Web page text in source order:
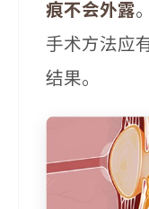
痕不会外露
手术方法应
结果。